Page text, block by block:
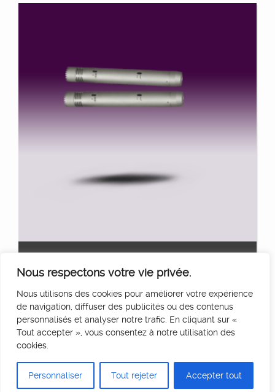
Nous respectons votre vie privée.
Nous utilisons des cookies pour améliorer votre expérience
de navigation, diffuser des publicités ou des contenus
personnalisés et analyser notre trafic. En cliquant sur «
Tout accepter », vous consentez à notre utilisation des
cookies.
Personnaliser Tout rejeter Accepter tout
10€ HT/Jour